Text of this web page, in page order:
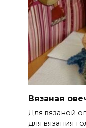
Вязаная
Для вязаной
для вязания